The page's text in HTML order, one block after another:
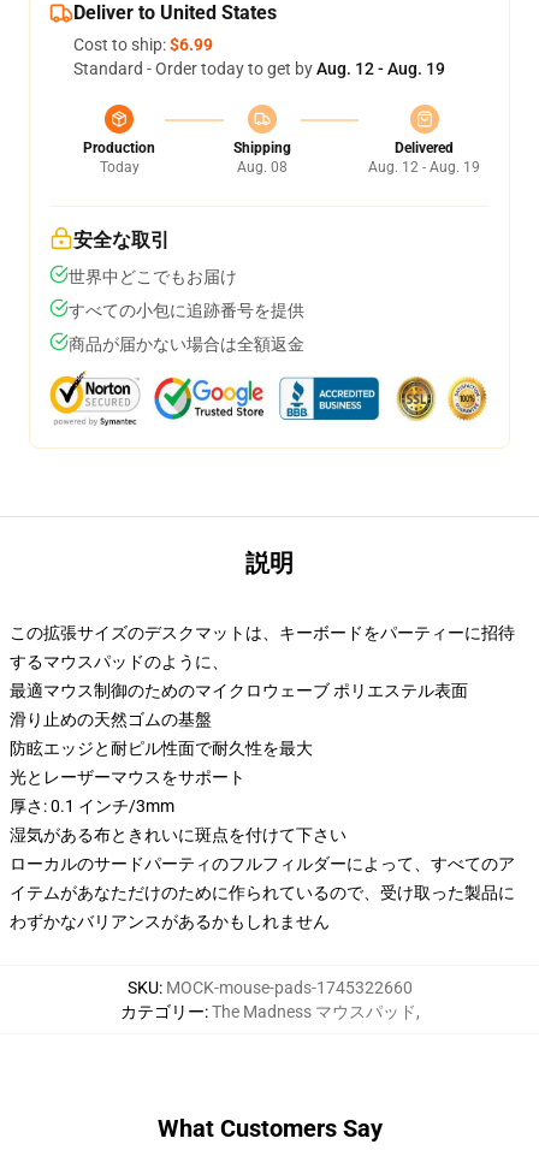
Deliver to United States
Cost to ship:$6.99
Standard - Order today to get byAug. 12 - Aug. 19
Production
Today
Shipping
Aug. 08
Delivered
Aug. 12 - Aug. 19
安全な取引
世界中どこでもお届け
すべての小包に追跡番号を提供
商品が届かない場合は全額返金
説明
この拡張サイズのデスクマットは、キーボードをパーティーに招待
するマウスパッドのように、
最適マウス制御のためのマイクロウェーブ ポリエステル表面
滑り止めの天然ゴムの基盤
防眩エッジと耐ピル性面で耐久性を最大
光とレーザーマウスをサポート
厚さ: 0.1 インチ/3mm
湿気がある布ときれいに斑点を付けて下さい
ローカルのサードパーティのフルフィルダーによって、すべてのア
イテムがあなただけのために作られているので、受け取った製品に
わずかなバリアンスがあるかもしれません
SKU: MOCK-mouse-pads-1745322660
カテゴリー:The Madness マウスパッド,
What Customers Say